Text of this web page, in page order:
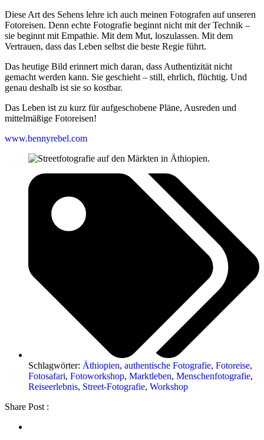
Diese Art des Sehens lehre ich auch meinen Fotografen auf unseren
Fotoreisen. Denn echte Fotografie beginnt nicht mit der Technik –
sie beginnt mit Empathie. Mit dem Mut, loszulassen. Mit dem
Vertrauen, dass das Leben selbst die beste Regie führt.
Das heutige Bild erinnert mich daran, dass Authentizität nicht
gemacht werden kann. Sie geschieht – still, ehrlich, flüchtig. Und
genau deshalb ist sie so kostbar.
Das Leben ist zu kurz für aufgeschobene Pläne, Ausreden und
mittelmäßige Fotoreisen!
www.bennyrebel.com
Schlagwörter: Äthiopien, authentische Fotografie, Fotoreise,
Fotosafari, Fotoworkshop, Marktleben, Menschenfotografie,
Reiseerlebnis, Street-Fotografie, Workshop
Share Post :